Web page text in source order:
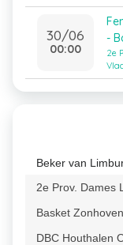
30/06
00:00
-
2e
Beker van
2e Prov. Dames
Basket
DBC Houthalen